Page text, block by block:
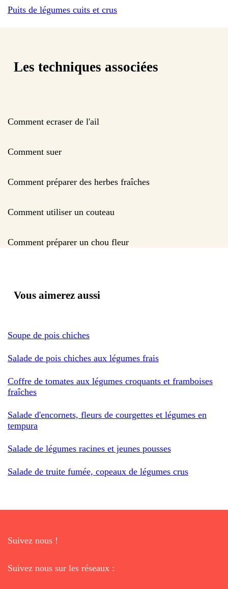
Puits de légumes cuits et crus
Les techniques associées
Comment ecraser de l'ail
Comment suer
Comment préparer des herbes fraîches
Comment utiliser un couteau
Comment préparer un chou fleur
Vous aimerez aussi
Soupe de pois chiches
Salade de pois chiches aux légumes frais
Coffre de tomates aux légumes croquants et framboises
fraîches
Salade d'encornets, fleurs de courgettes et légumes en
tempura
Salade de légumes racines et jeunes pousses
Salade de truite fumée, copeaux de légumes crus
Suivez nous !
Suivez nous sur les réseaux :